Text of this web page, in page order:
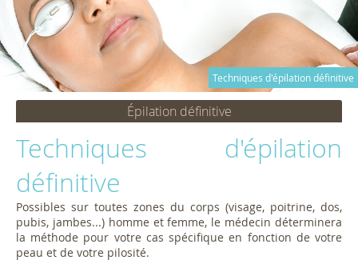
Techniques d'épilation définitive
Épilation définitive
Techniques d'épilation
définitive
Possibles sur toutes zones du corps (visage, poitrine, dos,
pubis, jambes...) homme et femme, le médecin déterminera
la méthode pour votre cas spécifique en fonction de votre
peau et de votre pilosité.